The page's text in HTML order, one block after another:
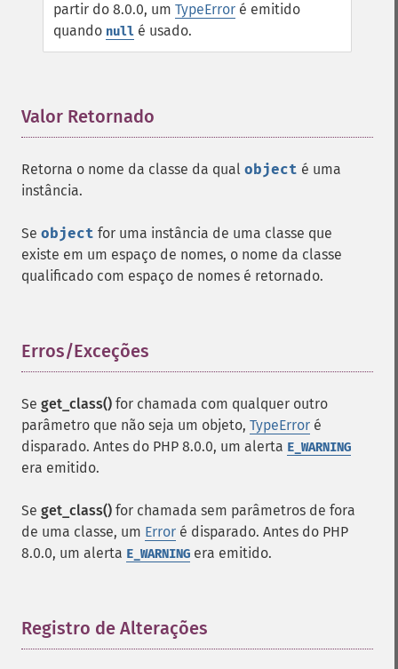
partir do 8.0.0, um TypeError é emitido
quando null é usado.
Valor Retornado
Retorna o nome da classe da qual object é uma
instância.
Se object for uma instância de uma classe que
existe em um espaço de nomes, o nome da classe
qualificado com espaço de nomes é retornado.
Erros/Exceções
Se get_class() for chamada com qualquer outro
parâmetro que não seja um objeto, TypeError é
disparado. Antes do PHP 8.0.0, um alerta E_WARNING
era emitido.
Se get_class() for chamada sem parâmetros de fora
de uma classe, um Error é disparado. Antes do PHP
8.0.0, um alerta E_WARNING era emitido.
Registro de Alterações